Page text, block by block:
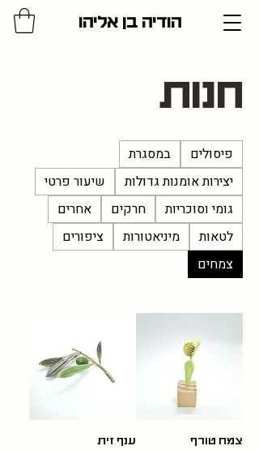
הודיה בן אליהו
חנות
פיסולים
במסגרת
יצירות אומנות גדולות
שיעור פרטי
גומי וסוכריות
חרקים
אחרים
לטאות
מיניאטורות
ציפורים
צמחים
צמח טורף ענף זית